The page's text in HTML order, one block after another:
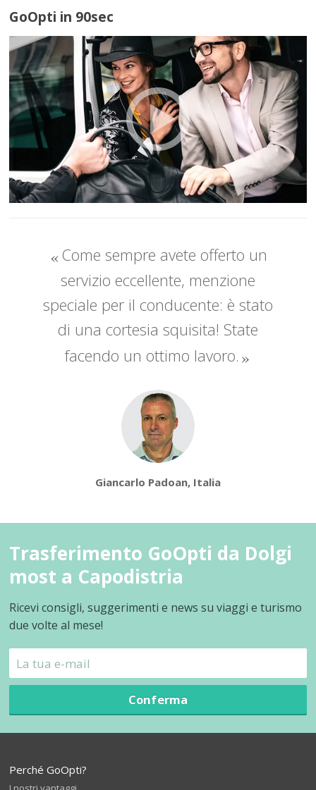
GoOpti in 90sec
Come sempre avete offerto un
servizio eccellente, menzione
speciale per il conducente: è stato
di una cortesia squisita! State
facendo un ottimo lavoro.
Giancarlo Padoan, Italia
Trasferimento GoOpti da Dolgi
most a Capodistria
Ricevi consigli, suggerimenti e news su viaggi e turismo
due volte al mese!
Conferma
Perché GoOpti?